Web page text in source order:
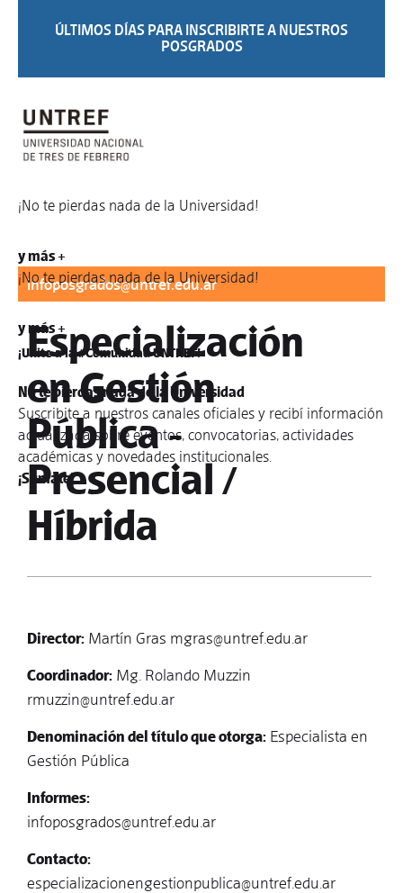
ÚLTIMOS DÍAS PARA INSCRIBIRTE A NUESTROS
POSGRADOS
¡No te pierdas nada de la Universidad!
y más +
¡No te pierdas nada de la Universidad!
y más +
¡Unite a la #Comunidad UNTREF!
No te pierdas nada de la Universidad
Suscribite a nuestros canales oficiales y recibí información
actualizada sobre eventos, convocatorias, actividades
académicas y novedades institucionales.
¡Sumate!
Para informes:
infoposgrados@untref.edu.ar
Especialización
en Gestión
Pública -
Presencial /
Híbrida
Director: Martín Gras mgras@untref.edu.ar
Coordinador: Mg. Rolando Muzzin
rmuzzin@untref.edu.ar
Denominación del título que otorga: Especialista en
Gestión Pública
Informes:
infoposgrados@untref.edu.ar
Contacto:
especializacionengestionpublica@untref.edu.ar